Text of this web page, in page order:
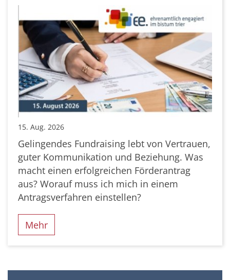
15. Aug. 2026
Gelingendes Fundraising lebt von Vertrauen,
guter Kommunikation und Beziehung. Was
macht einen erfolgreichen Förderantrag
aus? Worauf muss ich mich in einem
Antragsverfahren einstellen?
Mehr